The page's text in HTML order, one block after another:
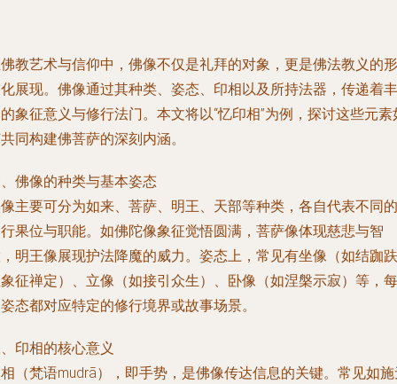
教艺术与信仰中，佛像不仅是礼拜的对象，更是佛法教义的形
展现。佛像通过其种类、姿态、印相以及所持法器，传递着丰
象征意义与修行法门。本文将以“忆印相”为例，探讨这些元素
同构建佛菩萨的深刻内涵。
佛像的种类与基本姿态
主要可分为如来、菩萨、明王、天部等种类，各自代表不同的
果位与职能。如佛陀像象征觉悟圆满，菩萨像体现慈悲与智
明王像展现护法降魔的威力。姿态上，常见有坐像（如结跏趺
征禅定）、立像（如接引众生）、卧像（如涅槃示寂）等，每
态都对应特定的修行境界或故事场景。
印相的核心意义
（梵语mudrā），即手势，是佛像传达信息的关键。常见如